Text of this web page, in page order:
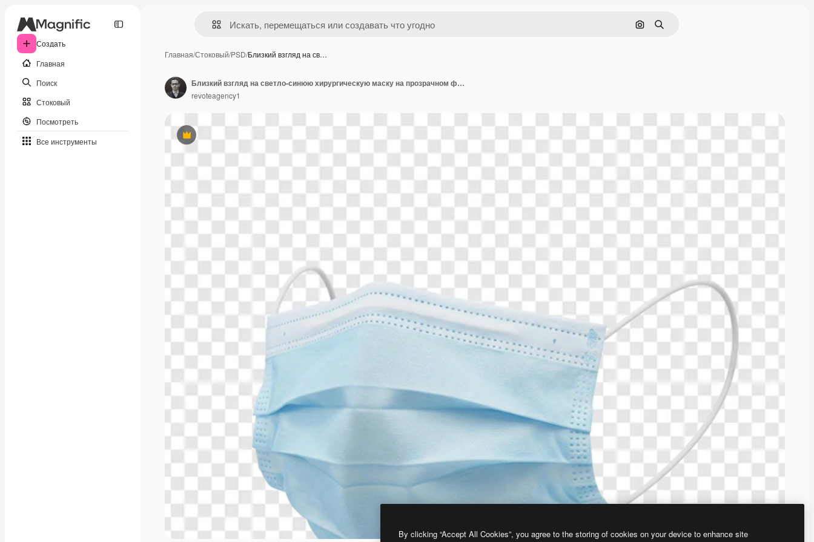
Создать
Главная
Поиск
Стоковый
Посмотреть
Все инструменты
Поиск по изображению
Поиск
Главная/Стоковый/PSD/Близкий взгляд на св…
Премиум
Близкий взгляд на светло-синюю хирургическую маску на прозрачном фоне
revoteagency1
By clicking “Accept All Cookies”, you agree to the storing of cookies on your device to enhance site